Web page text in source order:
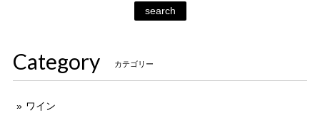
search
Category カテゴリー
ワイン